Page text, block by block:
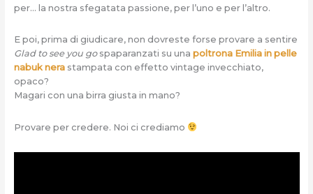
per… la nostra sfegatata passione, per l’uno e per l’altro.
E poi, prima di giudicare, non dovreste forse provare a sentire
Glad to see you gospaparanzati su una poltrona Emilia in pelle
nabuk nerastampata con effetto vintage invecchiato,
opaco?
Magari con una birra giusta in mano?
Provare per credere. Noi ci crediamo